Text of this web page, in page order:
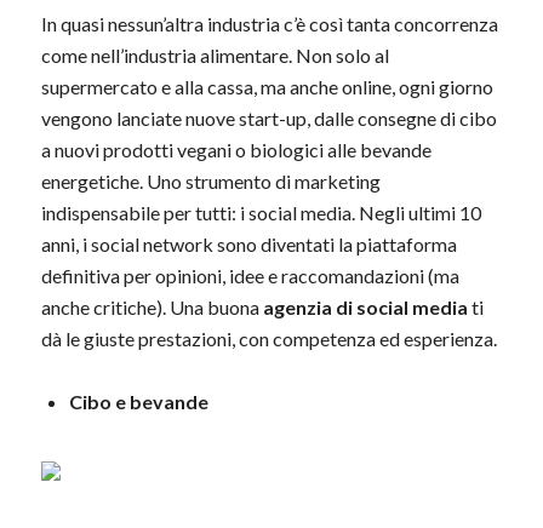
In quasi nessun’altra industria c’è così tanta concorrenza
come nell’industria alimentare. Non solo al
supermercato e alla cassa, ma anche online, ogni giorno
vengono lanciate nuove start-up, dalle consegne di cibo
a nuovi prodotti vegani o biologici alle bevande
energetiche. Uno strumento di marketing
indispensabile per tutti: i social media. Negli ultimi 10
anni, i social network sono diventati la piattaforma
definitiva per opinioni, idee e raccomandazioni (ma
anche critiche). Una buona agenzia di social media ti
dà le giuste prestazioni, con competenza ed esperienza.
Cibo e bevande